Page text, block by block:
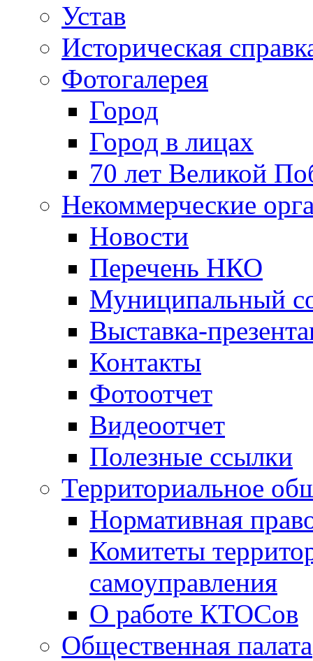
Устав
Историческая
Фотогалерея
Город
Город в лицах
70 лет Великой
Некоммерческие
Новости
Перечень НКО
Муниципальный
Выставка-
Контакты
Фотоотчет
Видеоотчет
Полезные ссылки
Территориальное
Нормативная
Комитеты
самоуправления
О работе КТОСов
Общественная палата